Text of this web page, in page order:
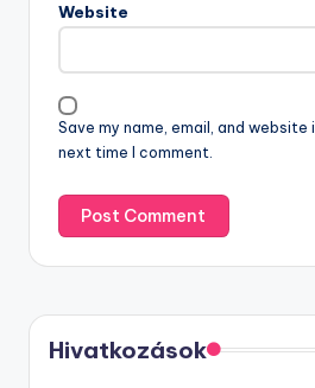
Website
Save my name, email, and
next time I comment.
Hivatkozások